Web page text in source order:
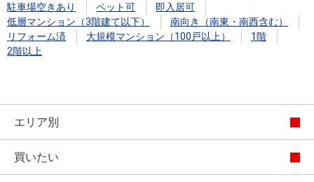
駐車場空きあり
ペット可
即入居可
低層マンション（3階建て以下）
南向き（南東・南西含む）
リフォーム済
大規模マンション（100戸以上）
1階
2階以上
エリア別
買いたい